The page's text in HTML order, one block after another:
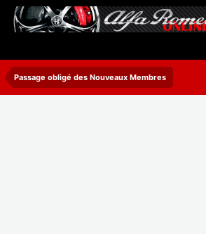
Passage obligé des Nouveaux Membres